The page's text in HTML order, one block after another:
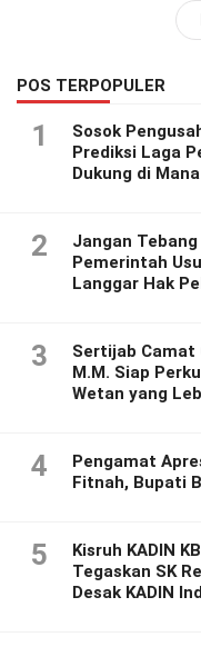
POS TERPOPULER
1
Sosok
Prediksi Laga
Dukung di
2
Jangan Tebang
Pemerintah
Langgar Hak
3
Sertijab Camat
M.M. Siap
Wetan yang
4
Pengamat
Fitnah, Bupati
5
Kisruh KADIN
Tegaskan SK
Desak KADIN